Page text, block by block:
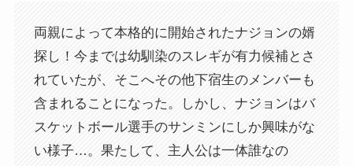
両親によって本格的に開始されたナジョンの婿
探し！今までは幼馴染のスレギが有力候補とさ
れていたが、そこへその他下宿生のメンバーも
含まれることになった。しかし、ナジョンはバ
スケットボール選手のサンミンにしか興味がな
い様子…。果たして、主人公は一体誰なの